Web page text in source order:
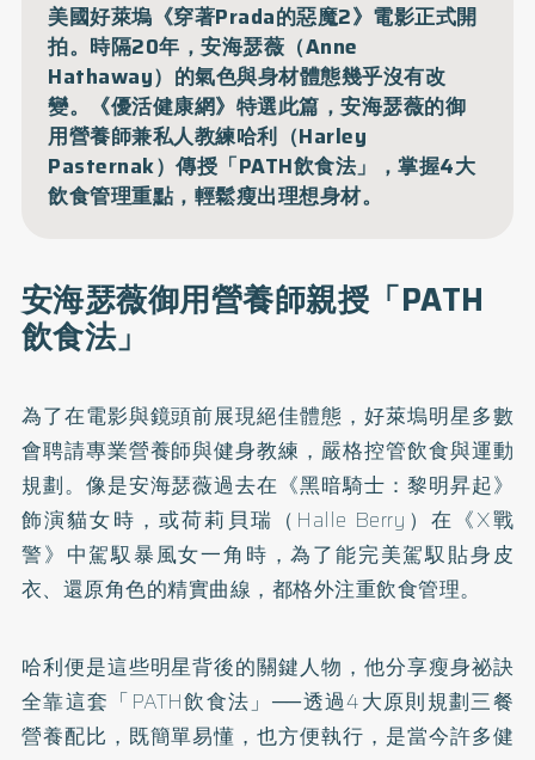
美國好萊塢《穿著Prada的惡魔2》電影正式開
拍。時隔20年，安海瑟薇（Anne
Hathaway）的氣色與身材體態幾乎沒有改
變。《優活健康網》特選此篇，安海瑟薇的御
用營養師兼私人教練哈利（Harley
Pasternak）傳授「PATH飲食法」，掌握4大
飲食管理重點，輕鬆瘦出理想身材。
安海瑟薇御用營養師親授「PATH
飲食法」
為了在電影與鏡頭前展現絕佳體態，好萊塢明星多數
會聘請專業營養師與健身教練，嚴格控管飲食與運動
規劃。像是安海瑟薇過去在《黑暗騎士：黎明昇起》
飾演貓女時，或荷莉貝瑞（Halle Berry）在《X戰
警》中駕馭暴風女一角時，為了能完美駕馭貼身皮
衣、還原角色的精實曲線，都格外注重飲食管理。
哈利便是這些明星背後的關鍵人物，他分享瘦身祕訣
全靠這套「PATH飲食法」──透過4大原則規劃三餐
營養配比，既簡單易懂，也方便執行，是當今許多健